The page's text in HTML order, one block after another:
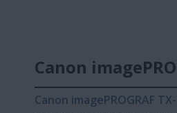
Canon
Canon imagePROGRAF